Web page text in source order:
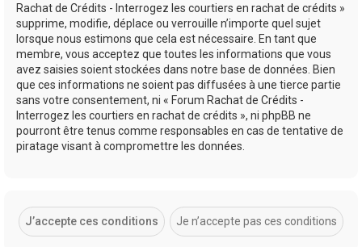
Rachat de Crédits - Interrogez les courtiers en rachat de crédits »
supprime, modifie, déplace ou verrouille n’importe quel sujet
lorsque nous estimons que cela est nécessaire. En tant que
membre, vous acceptez que toutes les informations que vous
avez saisies soient stockées dans notre base de données. Bien
que ces informations ne soient pas diffusées à une tierce partie
sans votre consentement, ni « Forum Rachat de Crédits -
Interrogez les courtiers en rachat de crédits », ni phpBB ne
pourront être tenus comme responsables en cas de tentative de
piratage visant à compromettre les données.